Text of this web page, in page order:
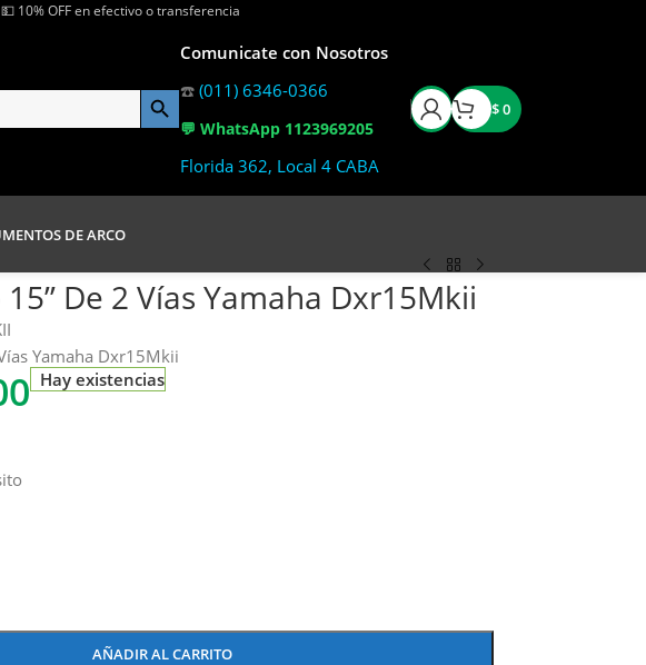
10% OFF en efectivo o transferencia
Comunicate con Nosotros
☎️ (011) 6346-0366
💬 WhatsApp 1123969205
Florida 362, Local 4 CABA
$0
DE ARCO
De 2 Vías Yamaha Dxr15Mkii
Yamaha Dxr15Mkii
Hay existencias
AÑADIR AL CARRITO